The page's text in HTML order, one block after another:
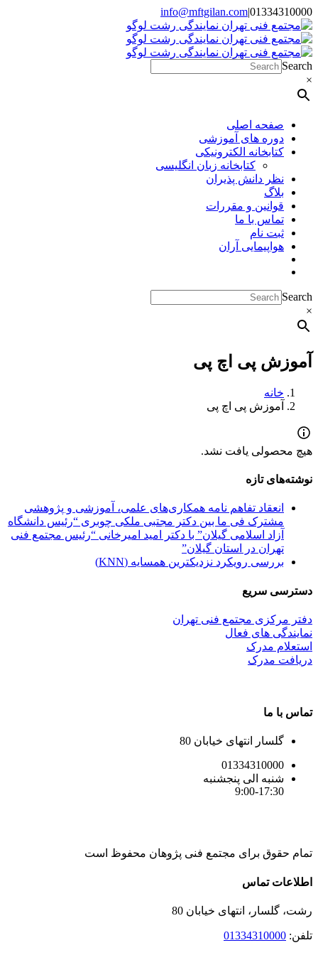
Skip
to
content
01334310000
|
info@mftgilan.com
Instagram
LinkedIn
Search
×
صفحه اصلی
دوره های آموزشی
کتابخانه الکترونیکی
کتابخانه زبان انگلیسی
نظر دانش پذیران
بلاگ
قوانین و مقررات
تماس با ما
ثبت نام
هواپیمایی آران
Search
×
آموزش پی اچ پی
خانه
آموزش پی اچ پی
هیچ محصولی یافت نشد.
نوشته‌های تازه
انعقاد تفاهم نامه همکاری‌های علمی، آموزشی و پژوهشی
مشترک فی ما بین دکتر مجتبی ملکی چوبری “رئیس دانشگاه
آزاد اسلامی گیلان” با دکتر امید امیرخانی “رئیس مجتمع فنی
تهران در استان گیلان”
بررسی رویکرد نزدیکترین همسایه (KNN)
دسترسی سریع
دفتر مرکزی مجتمع فنی تهران
نمایندگی های فعال
استعلام مدرک
دریافت مدرک
تماس با ما
گلسار انتهای خیابان 80
01334310000
شنبه الی پنجشنبه
9:00-17:30
تمام حقوق برای مجتمع فنی پژوهان محفوظ است
Instagram
LinkedIn
Toggle
Bar
Area
اطلاعات تماس
رشت، گلسار، انتهای خیابان 80
تلفن: 01334310000